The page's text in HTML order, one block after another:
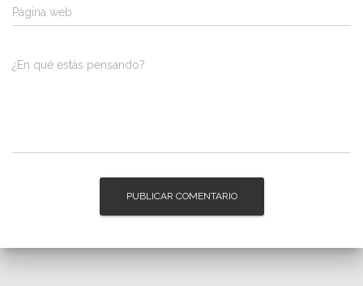
Página web
¿En qué estás pensando?